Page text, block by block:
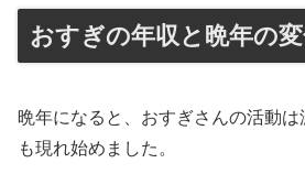
おすぎの年収と晩年の
晩年になると、おすぎさんの活動
も現れ始めました。